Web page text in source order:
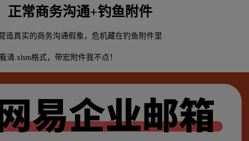
正常商务沟通+钓鱼附件
造真实的商务沟通假象，危机藏在钓鱼附件里
清.xlsm格式，带宏附件我不点！